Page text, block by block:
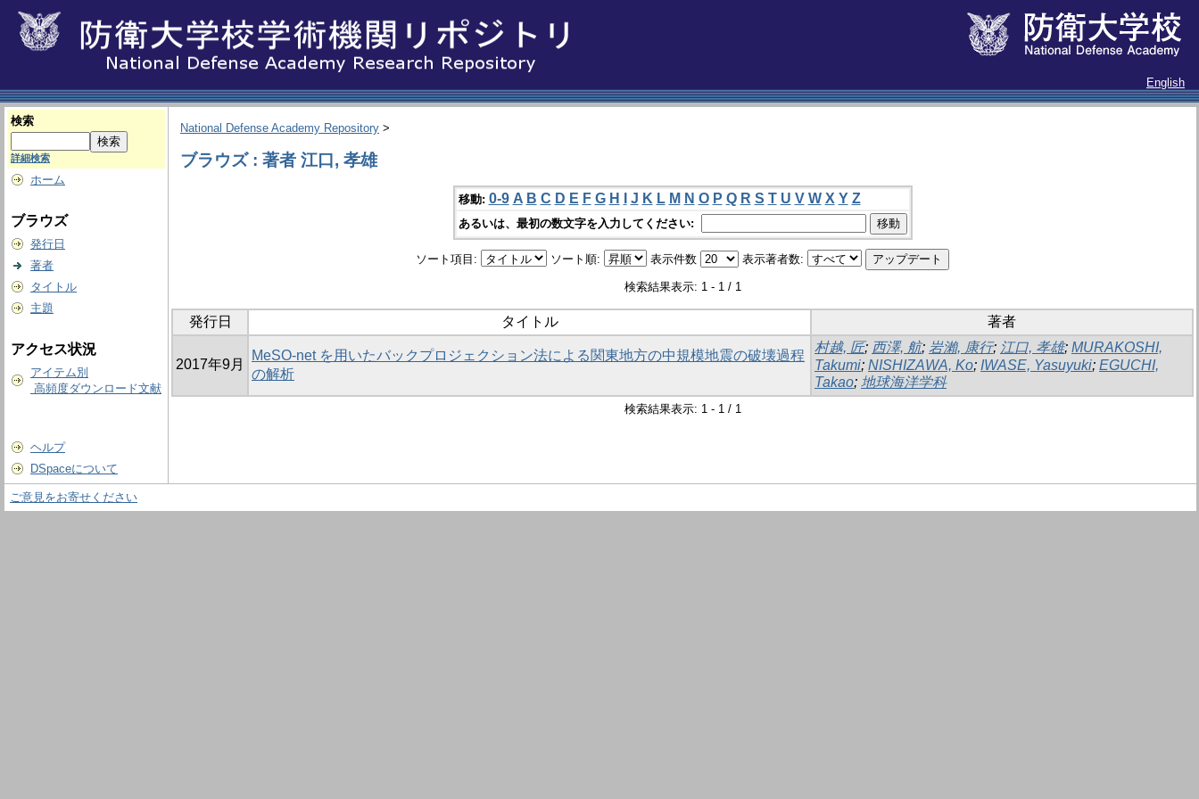
English
検索
詳細検索
ホーム
ブラウズ
発行日
著者
タイトル
主題
アクセス状況
アイテム別
高頻度ダウンロード文献
ヘルプ
DSpaceについて
National Defense Academy Repository >
ブラウズ : 著者 江口, 孝雄
移動: 0-9 A B C D E F G H J K L M N O P Q R S T U V W X Y Z
あるいは、最初の数文字を入力してください:
ソート項目: ソート順: 表示件数 表示著者数:
検索結果表示: 1 - 1 / 1
発行日 タイトル 著者
2017年9月
MeSO-net を用いたバックプロジェクション法による関東地方の中規模地震の破壊過程
の解析
村越, 匠; 西澤, 航; 岩瀨, 康行; 江口, 孝雄; MURAKOSHI,
Takumi; NISHIZAWA, Ko; IWASE, Yasuyuki; EGUCHI,
Takao; 地球海洋学科
検索結果表示: 1 - 1 / 1
ご意見をお寄せください